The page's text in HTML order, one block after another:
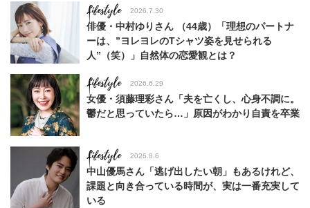
Lifestyle 2026.7.30
俳優・中村ゆりさん （44歳）「理想のパートナ
ーは、”ヨレヨレのTシャツ姿を見せられる
人”（笑）」自然体の恋愛観とは？
Lifestyle 2026.6.29
女優・須藤理彩さん「夫を亡くし、心身不調に。
鬱だと思っていたら…」原因がわかり自責を卒業
Lifestyle 2026.8.6
中山優馬さん「逃げ出したい朝」もあるけれど、
課題と向き合っている時間が、実は一番充実して
いる